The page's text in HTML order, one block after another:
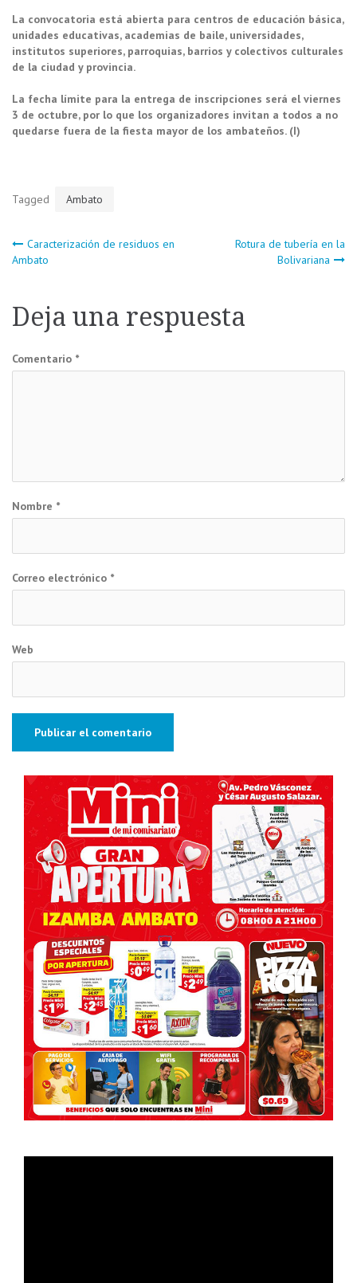
La convocatoria está abierta para centros de educación básica,
unidades educativas, academias de baile, universidades,
institutos superiores, parroquias, barrios y colectivos culturales
de la ciudad y provincia.
La fecha límite para la entrega de inscripciones será el viernes
3 de octubre, por lo que los organizadores invitan a todos a no
quedarse fuera de la fiesta mayor de los ambateños. (I)
Tagged Ambato
Navegación
entradas
Caracterización de residuos en
Ambato
Rotura de tubería en la
Bolivariana
Deja una respuesta
Comentario *
Nombre *
Correo electrónico *
Web